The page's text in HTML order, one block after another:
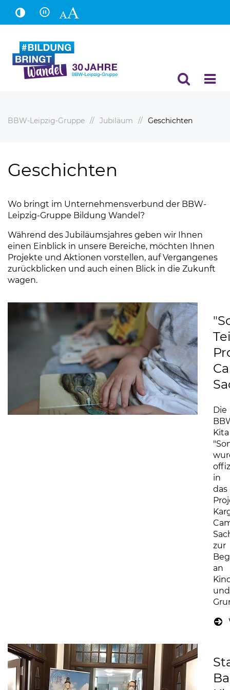
BBW-Leipzig-Gruppe Jubiläum Geschichten
Geschichten
Wo bringt im Unternehmensverbund der BBW-
Leipzig-Gruppe Bildung Wandel?
Während des Jubiläumsjahres geben wir Ihnen
einen Einblick in unsere Bereiche, möchten Ihnen
Projekte und Aktionen vorstellen, auf Vergangenes
zurückblicken und auch einen Blick in die Zukunft
wagen.
Die
Kita
in
das
zur
an
und